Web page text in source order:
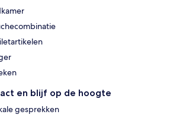
en blijf op de hoogte
gesprekken